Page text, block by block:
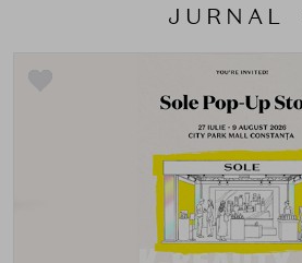
JURNAL